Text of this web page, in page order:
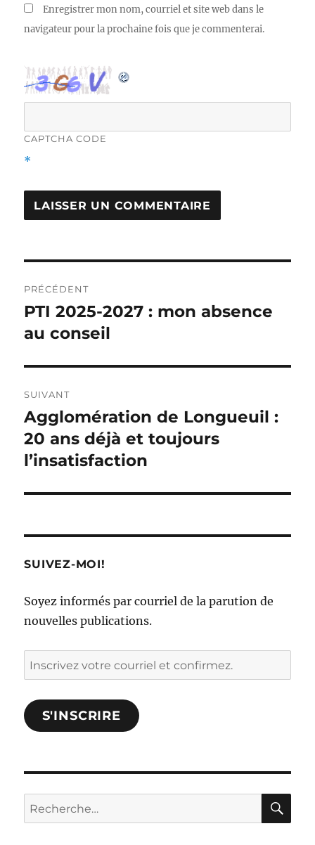
Enregistrer mon nom, courriel et site web dans le
navigateur pour la prochaine fois que je commenterai.
CAPTCHA CODE
*
de
l'article
PRÉCÉDENT
Article
précédent :
PTI 2025-2027 : mon absence
au conseil
SUIVANT
Article
Suivant :
Agglomération de Longueuil :
20 ans déjà et toujours
l’insatisfaction
SUIVEZ-MOI!
Soyez informés par courriel de la parution de
nouvelles publications.
Inscrivez
votre
courriel
et
S'INSCRIRE
Rechercher :